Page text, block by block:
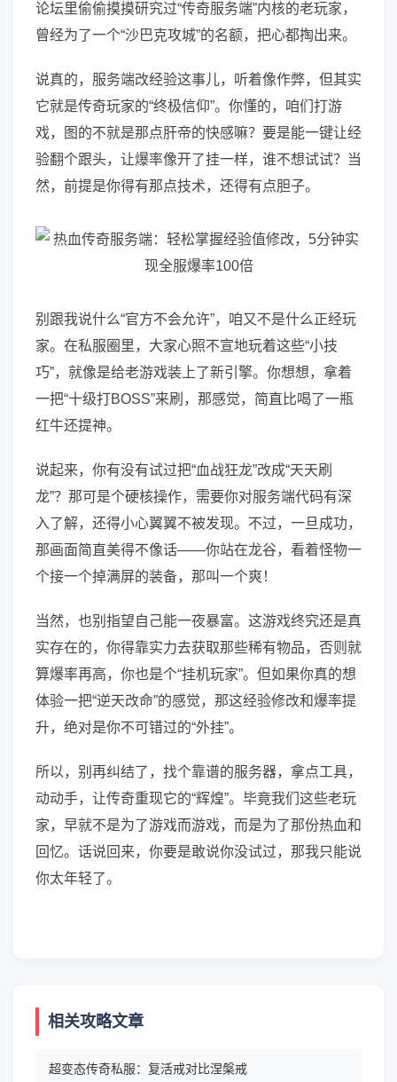
论坛里偷偷摸摸研究过“传奇服务端”内核的老玩家，
曾经为了一个“沙巴克攻城”的名额，把心都掏出来。
说真的，服务端改经验这事儿，听着像作弊，但其实
它就是传奇玩家的“终极信仰”。你懂的，咱们打游
戏，图的不就是那点肝帝的快感嘛？要是能一键让经
验翻个跟头，让爆率像开了挂一样，谁不想试试？当
然，前提是你得有那点技术，还得有点胆子。
别跟我说什么“官方不会允许”，咱又不是什么正经玩
家。在私服圈里，大家心照不宣地玩着这些“小技
巧”，就像是给老游戏装上了新引擎。你想想，拿着
一把“十级打BOSS”来刷，那感觉，简直比喝了一瓶
红牛还提神。
说起来，你有没有试过把“血战狂龙”改成“天天刷
龙”？那可是个硬核操作，需要你对服务端代码有深
入了解，还得小心翼翼不被发现。不过，一旦成功，
那画面简直美得不像话——你站在龙谷，看着怪物一
个接一个掉满屏的装备，那叫一个爽！
当然，也别指望自己能一夜暴富。这游戏终究还是真
实存在的，你得靠实力去获取那些稀有物品，否则就
算爆率再高，你也是个“挂机玩家”。但如果你真的想
体验一把“逆天改命”的感觉，那这经验修改和爆率提
升，绝对是你不可错过的“外挂”。
所以，别再纠结了，找个靠谱的服务器，拿点工具，
动动手，让传奇重现它的“辉煌”。毕竟我们这些老玩
家，早就不是为了游戏而游戏，而是为了那份热血和
回忆。话说回来，你要是敢说你没试过，那我只能说
你太年轻了。
相关攻略文章
超变态传奇私服：复活戒对比涅槃戒